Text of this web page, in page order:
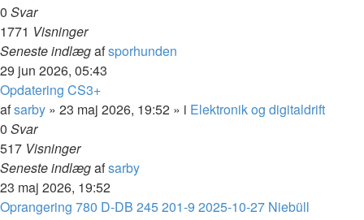
0 Svar
1771 Visninger
Seneste indlægafsporhunden
29 jun 2026, 05:43
Opdatering CS3+
afsarby » 23 maj 2026, 19:52 » i Elektronik og digitaldrift
0 Svar
517 Visninger
Seneste indlægafsarby
23 maj 2026, 19:52
Oprangering 780 D-DB 245 201-9 2025-10-27 Niebüll